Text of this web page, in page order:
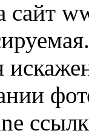
сайт